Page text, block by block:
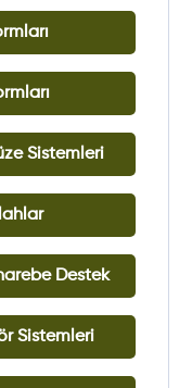
Sistemleri
Destek
Sistemleri